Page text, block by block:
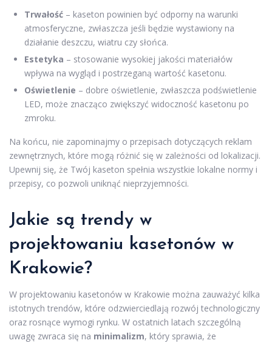
Trwałość – kaseton powinien być odporny na warunki
atmosferyczne, zwłaszcza jeśli będzie wystawiony na
działanie deszczu, wiatru czy słońca.
Estetyka – stosowanie wysokiej jakości materiałów
wpływa na wygląd i postrzeganą wartość kasetonu.
Oświetlenie – dobre oświetlenie, zwłaszcza podświetlenie
LED, może znacząco zwiększyć widoczność kasetonu po
zmroku.
Na końcu, nie zapominajmy o przepisach dotyczących reklam
zewnętrznych, które mogą różnić się w zależności od lokalizacji.
Upewnij się, że Twój kaseton spełnia wszystkie lokalne normy i
przepisy, co pozwoli uniknąć nieprzyjemności.
Jakie są trendy w
projektowaniu kasetonów w
Krakowie?
W projektowaniu kasetonów w Krakowie można zauważyć kilka
istotnych trendów, które odzwierciedlają rozwój technologiczny
oraz rosnące wymogi rynku. W ostatnich latach szczególną
uwagę zwraca się na minimalizm, który sprawia, że